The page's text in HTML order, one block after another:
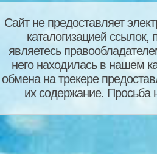
Сайт не предоставляет
каталогизацией
являетесь
него находилась в нашем
обмена на трекере
их содержание.